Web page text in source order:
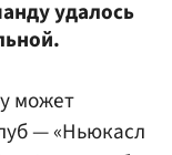
удалось
может
— «Ньюкасл